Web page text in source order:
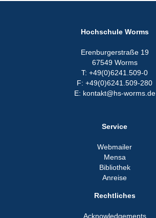
Hochschule Worms
Erenburgerstraße 19
67549 Worms
T: +49(0)6241.509-0
F: +49(0)6241.509-280
E: kontakt@hs-worms.de
Service
Webmailer
Mensa
Bibliothek
Anreise
Rechtliches
Acknowledgements